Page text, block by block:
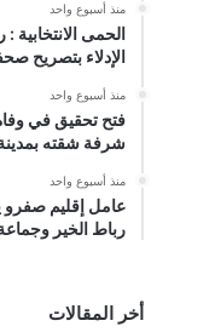
منذ أسبوع واحد
الحمى
الإدلاء بتصريح
منذ أسبوع واحد
فتح تحقيق في
شرفة شقته
منذ أسبوع واحد
عامل إقليم
رباط الخير
أخر المقالات